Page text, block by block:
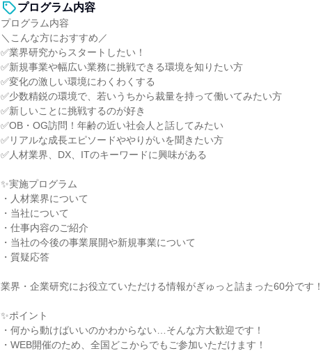
プログラム内容
プログラム内容
＼こんな方におすすめ／
✅業界研究からスタートしたい！
✅新規事業や幅広い業務に挑戦できる環境を知りたい方
✅変化の激しい環境にわくわくする
✅少数精鋭の環境で、若いうちから裁量を持って働いてみたい方
✅新しいことに挑戦するのが好き
✅OB・OG訪問！年齢の近い社会人と話してみたい
✅リアルな成長エピソードややりがいを聞きたい方
✅人材業界、DX、ITのキーワードに興味がある
✨実施プログラム
・人材業界について
・当社について
・仕事内容のご紹介
・当社の今後の事業展開や新規事業について
・質疑応答
業界・企業研究にお役立ていただける情報がぎゅっと詰まった60分です！
✨ポイント
・何から動けばいいのかわからない…そんな方大歓迎です！
・WEB開催のため、全国どこからでもご参加いただけます！